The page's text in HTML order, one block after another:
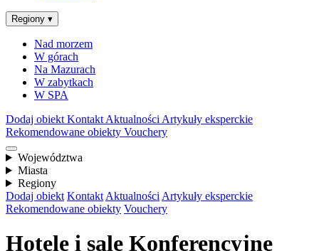
Regiony ▾
Nad morzem
W górach
Na Mazurach
W zabytkach
W SPA
Dodaj obiekt Kontakt Aktualności Artykuły eksperckie
Rekomendowane obiekty Vouchery
Województwa
Miasta
Regiony
Dodaj obiekt Kontakt Aktualności Artykuły eksperckie
Rekomendowane obiekty Vouchery
Hotele i sale Konferencyjne